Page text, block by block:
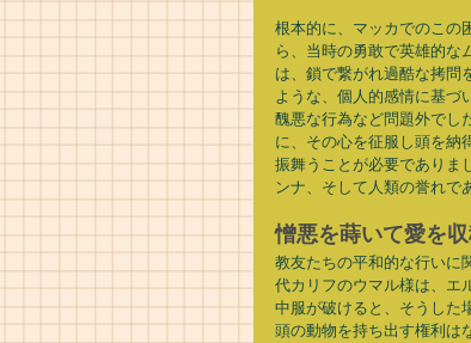
根本的に、マッカでのこの
ら、当時の勇敢で英雄的な
は、鎖で繋がれ過酷な拷問
ような、個人的感情に基づ
醜悪な行為など問題外でし
に、その心を征服し頭を納
振舞うことが必要でありま
ンナ、そして人類の誉れで
憎悪を蒔いて愛を
教友たちの平和的な行いに
代カリフのウマル様は、エ
中服が破けると、そうした
頭の動物を持ち出す権利は